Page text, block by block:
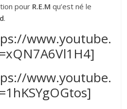
pour R.E.M qu’est né le
.
www.youtube.
www.youtube.